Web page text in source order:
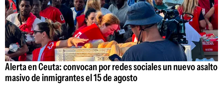
Alerta en Ceuta: convocan por redes sociales un nuevo asalto
masivo de inmigrantes el 15 de agosto